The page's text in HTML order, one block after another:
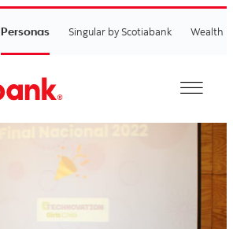
Personas Singular by Scotiabank Wealth